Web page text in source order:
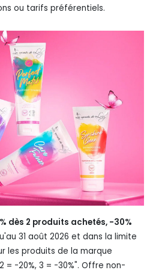
ou tarifs préférentiels.
dès 2 produits achetés, -30%
31 août 2026 et dans la limite
les produits de la marque
-20%, 3 = -30%". Offre non-